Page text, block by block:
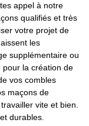
appel à notre
qualifiés et très
votre projet de
les
supplémentaire ou
pour la création de
vos combles
maçons de
vite et bien.
durables.